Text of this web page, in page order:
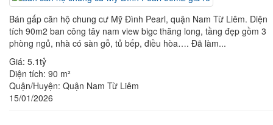
Bán gấp căn hộ chung cư Mỹ Đình Pearl, quận Nam Từ Liêm. Diện
tích 90m2 ban công tây nam view bigc thăng long, tầng đẹp gồm 3
phòng ngủ, nhà có sàn gỗ, tủ bếp, điều hòa…. Đã làm...
Giá: 5.1tỷ
Diện tích: 90 m²
Quận/Huyện: Quận Nam Từ Liêm
15/01/2026